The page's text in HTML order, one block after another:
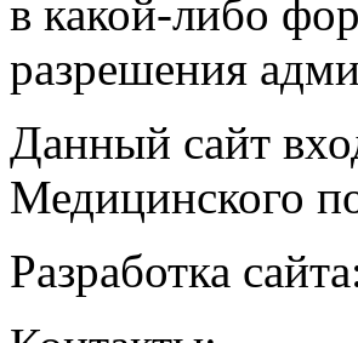
в какой-либо
разрешения
Данный сайт
Медицинского
Разработка